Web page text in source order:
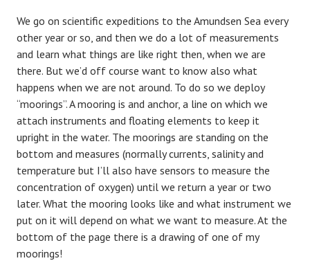
We go on scientific expeditions to the Amundsen Sea every
other year or so, and then we do a lot of measurements
and learn what things are like right then, when we are
there. But we’d off course want to know also what
happens when we are not around. To do so we deploy
“moorings”. A mooring is and anchor, a line on which we
attach instruments and floating elements to keep it
upright in the water. The moorings are standing on the
bottom and measures (normally currents, salinity and
temperature but I’ll also have sensors to measure the
concentration of oxygen) until we return a year or two
later. What the mooring looks like and what instrument we
put on it will depend on what we want to measure. At the
bottom of the page there is a drawing of one of my
moorings!